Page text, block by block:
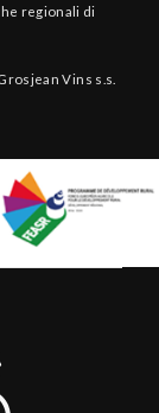
regionali di
Vins s.s.